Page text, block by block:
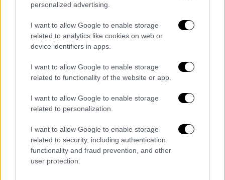
personalized advertising.
I want to allow Google to enable storage
related to analytics like cookies on web or
device identifiers in apps.
I want to allow Google to enable storage
related to functionality of the website or app.
I want to allow Google to enable storage
related to personalization.
I want to allow Google to enable storage
related to security, including authentication
functionality and fraud prevention, and other
user protection.
Τα σχολιά σας δημοσιεύονται άμεσα με δική σας ευθύνη. Το
ΕΘΝΟΣ θα παρεμβαίνει και τα προσβλητικά σχόλια θα
διαγράφονται
καταχώρηση